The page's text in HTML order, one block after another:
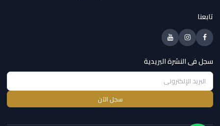
تابعنا
سجل فى النشرة البريدية
سجل الآن